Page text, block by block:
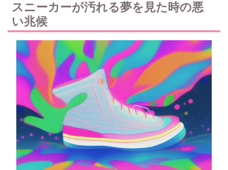
スニーカーが汚れる夢を見た時の悪
い兆候